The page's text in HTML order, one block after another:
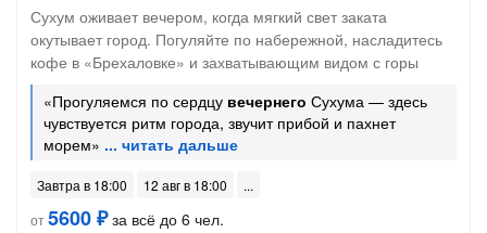
Сухум оживает вечером, когда мягкий свет заката
окутывает город. Погуляйте по набережной, насладитесь
кофе в «Брехаловке» и захватывающим видом с горы
«Прогуляемся по сердцу вечернего Сухума — здесь
чувствуется ритм города, звучит прибой и пахнет
морем»
Завтра в 18:00
12 авг в 18:00
от5600 ₽за всё до 6 чел.